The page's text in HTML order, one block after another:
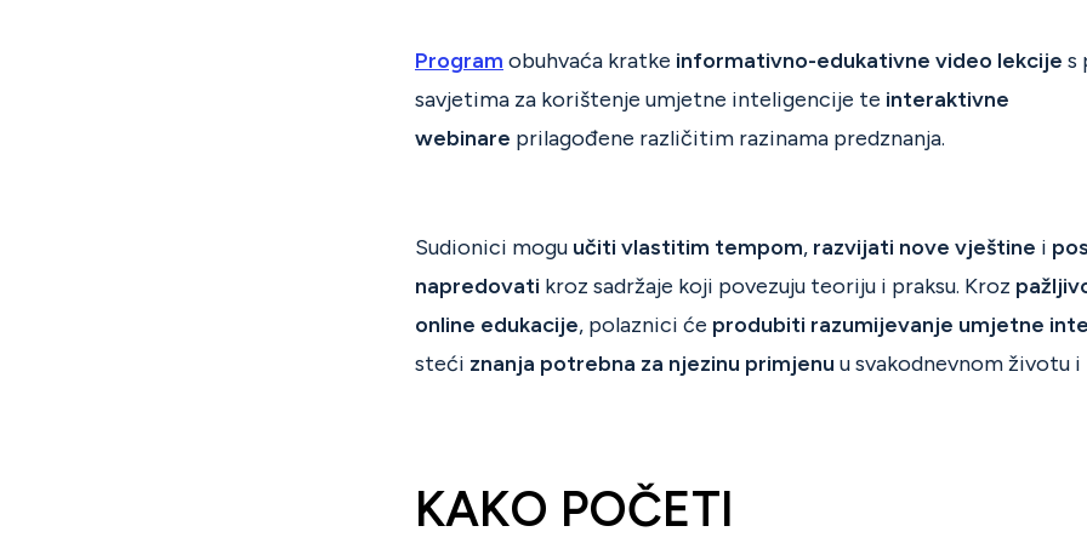
Program obuhvaća kratke informativno-edukativne video lekcije s
savjetima za korištenje umjetne inteligencije te interaktivne
webinare prilagođene različitim razinama predznanja.
Sudionici mogu učiti vlastitim tempom, razvijati nove vještine i
napredovati kroz sadržaje koji povezuju teoriju i praksu. Kroz
online edukacije, polaznici će produbiti razumijevanje umjetne
steći znanja potrebna za njezinu primjenu u svakodnevnom životu i
KAKO POČETI